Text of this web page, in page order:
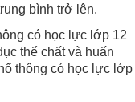
bình trở lên.
có học lực lớp 12
thể chất và huấn
thông có học lực lớp